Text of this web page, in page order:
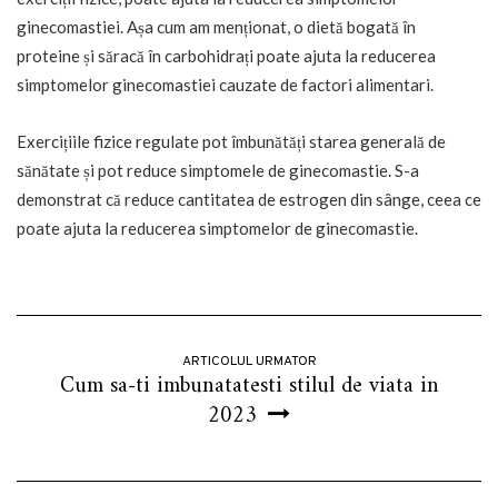
ginecomastiei. Așa cum am menționat, o dietă bogată în
proteine și săracă în carbohidrați poate ajuta la reducerea
simptomelor ginecomastiei cauzate de factori alimentari.
Exercițiile fizice regulate pot îmbunătăți starea generală de
sănătate și pot reduce simptomele de ginecomastie. S-a
demonstrat că reduce cantitatea de estrogen din sânge, ceea ce
poate ajuta la reducerea simptomelor de ginecomastie.
ARTICOLUL URMATOR
Cum sa-ti imbunatatesti stilul de viata in
2023